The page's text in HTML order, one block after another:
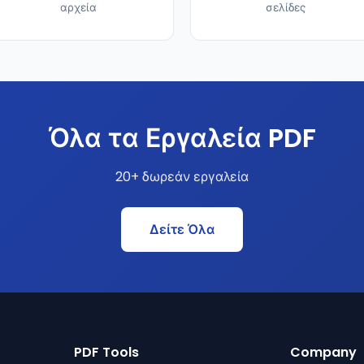
αρχεία σελίδες
Όλα τα Εργαλεία PDF
20+ δωρεάν εργαλεία
Δείτε Όλα
PDF Tools Company